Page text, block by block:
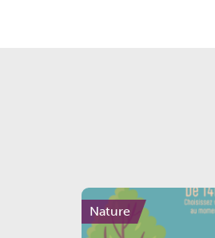
Nature